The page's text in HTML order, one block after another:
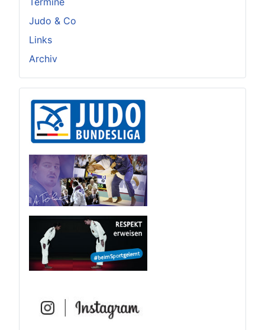
Judo & Co
Links
Archiv